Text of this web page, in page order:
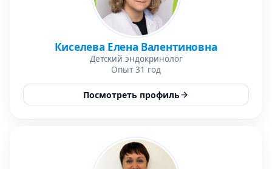
Киселева Елена Валентиновна
Детский эндокринолог
Опыт 31 год
Посмотреть профиль